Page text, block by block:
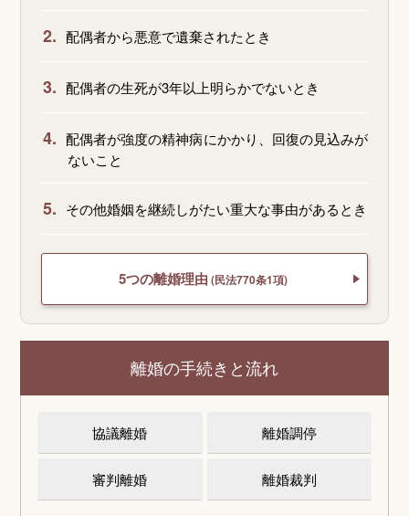
2. 配偶者から悪意で遺棄されたとき
3. 配偶者の生死が3年以上明らかでないとき
4. 配偶者が強度の精神病にかかり、回復の見込みが
ないこと
5. その他婚姻を継続しがたい重大な事由があるとき
5つの離婚理由 (民法770条1項)
離婚の手続きと流れ
協議離婚 離婚調停
審判離婚 離婚裁判